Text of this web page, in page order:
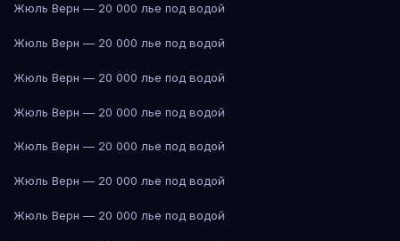
Жюль Верн — 20 000 лье под водой
Жюль Верн — 20 000 лье под водой
Жюль Верн — 20 000 лье под водой
Жюль Верн — 20 000 лье под водой
Жюль Верн — 20 000 лье под водой
Жюль Верн — 20 000 лье под водой
Жюль Верн — 20 000 лье под водой